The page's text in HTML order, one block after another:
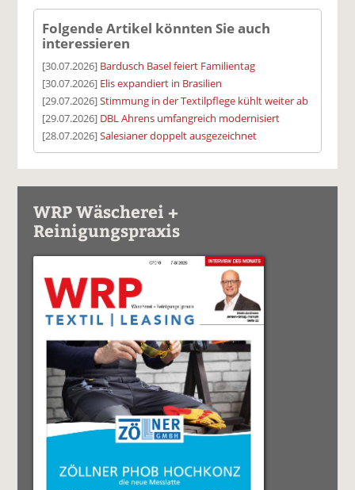
Folgende Artikel könnten Sie auch
interessieren
[30.07.2026] Bardusch Basel feiert Familientag
[30.07.2026] Elis expandiert in Brasilien
[29.07.2026]Stimmung in der Textilpflege kühlt weiter ab
[29.07.2026] DBL Ahrens umfangreich modernisiert
[28.07.2026]Salesianer doppelt ausgezeichnet
WRP Wäscherei +
Reinigungspraxis